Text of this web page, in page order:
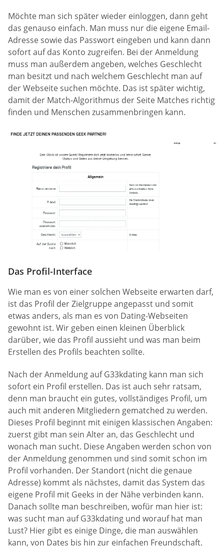
Möchte man sich später wieder einloggen, dann geht
das genauso einfach. Man muss nur die eigene Email-
Adresse sowie das Passwort eingeben und kann dann
sofort auf das Konto zugreifen. Bei der Anmeldung
muss man außerdem angeben, welches Geschlecht
man besitzt und nach welchem Geschlecht man auf
der Webseite suchen möchte. Das ist später wichtig,
damit der Match-Algorithmus der Seite Matches richtig
finden und Menschen zusammenbringen kann.
Das Profil-Interface
Wie man es von einer solchen Webseite erwarten darf,
ist das Profil der Zielgruppe angepasst und somit
etwas anders, als man es von Dating-Webseiten
gewohnt ist. Wir geben einen kleinen Überblick
darüber, wie das Profil aussieht und was man beim
Erstellen des Profils beachten sollte.
Nach der Anmeldung auf G33kdating kann man sich
sofort ein Profil erstellen. Das ist auch sehr ratsam,
denn man braucht ein gutes, vollständiges Profil, um
auch mit anderen Mitgliedern gematched zu werden.
Dieses Profil beginnt mit einigen klassischen Angaben:
zuerst gibt man sein Alter an, das Geschlecht und
wonach man sucht. Diese Angaben werden schon von
der Anmeldung genommen und sind somit schon im
Profil vorhanden. Der Standort (nicht die genaue
Adresse) kommt als nächstes, damit das System das
eigene Profil mit Geeks in der Nähe verbinden kann.
Danach sollte man beschreiben, wofür man hier ist:
was sucht man auf G33kdating und worauf hat man
Lust? Hier gibt es einige Dinge, die man auswählen
kann, von Dates bis hin zur einfachen Freundschaft.